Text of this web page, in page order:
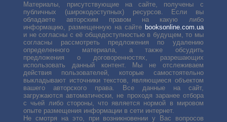
Материалы, присутствующие на сайте, получены с
публичных (широкодоступных) ресурсов. Если вы
обладаете авторским правом на какую либо
информацию, размещенную на сайте booksonline.com.ua
и не согласны с её общедоступностью в будущем, то мы
согласны рассмотреть предложения по удалению
определенного материала, а также обсудить
предложения о договоренностях, разрешающих
использовать данный контент. Мы не отслеживаем
действия пользователей, которые самостоятельно
выкладывают источники текстов, являющиеся объектом
вашего авторского права. Все данные на сайт,
загружаются автоматически, не проходя заранее отбора
с чьей либо стороны, что является нормой в мировом
опыте размещения информации в сети интернет.
Не смотря на это, при возникновении у Вас вопросов